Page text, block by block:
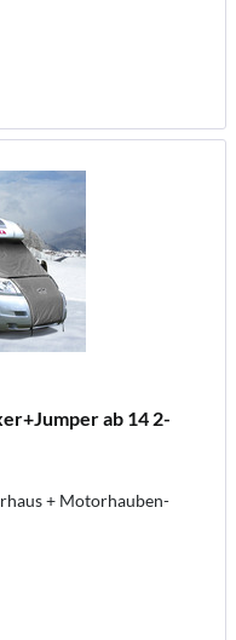
ab 14 2-
+ Motorhauben-